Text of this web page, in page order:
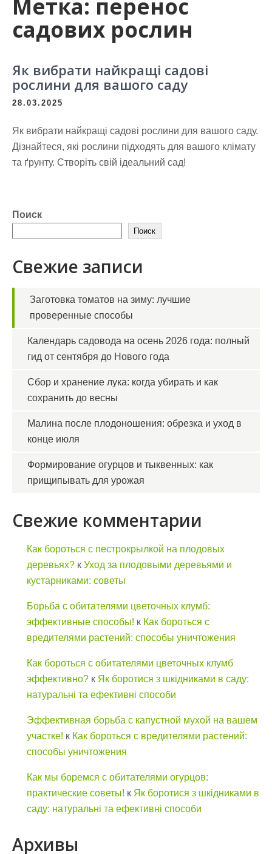
Метка: перенос
садових рослин
Як вибрати найкращі садові
рослини для вашого саду
28.03.2025
Як вибрати найкращі садові рослини для вашого саду.
Дізнайтеся, які рослини підходять для вашого клімату
та ґрунту. Створіть свій ідеальний сад!
Поиск
Поиск
Свежие записи
Заготовка томатов на зиму: лучшие
проверенные способы
Календарь садовода на осень 2026 года: полный
гид от сентября до Нового года
Сбор и хранение лука: когда убирать и как
сохранить до весны
Малина после плодоношения: обрезка и уход в
конце июля
Формирование огурцов и тыквенных: как
прищипывать для урожая
Свежие комментарии
Как бороться с пестрокрылкой на плодовых
деревьях? к Уход за плодовыми деревьями и
кустарниками: советы
Борьба с обитателями цветочных клумб:
эффективные способы! к Как бороться с
вредителями растений: способы уничтожения
Как бороться с обитателями цветочных клумб
эффективно? к Як боротися з шкідниками в саду:
натуральні та ефективні способи
Эффективная борьба с капустной мухой на вашем
участке! к Как бороться с вредителями растений:
способы уничтожения
Как мы боремся с обитателями огурцов:
практические советы! к Як боротися з шкідниками в
саду: натуральні та ефективні способи
Архивы